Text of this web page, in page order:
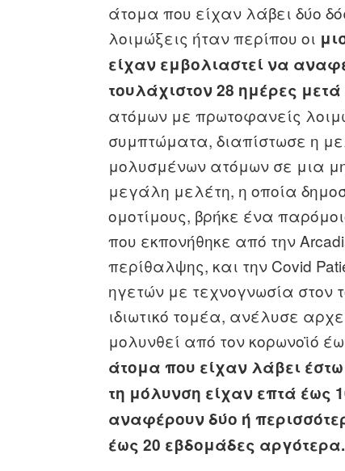
άτομα που είχαν λάβει δύο
λοιμώξεις ήταν περίπου οι
είχαν εμβολιαστεί να
τουλάχιστον 28 ημέρες
ατόμων με πρωτοφανείς
συμπτώματα, διαπίστωσε η
μολυσμένων ατόμων σε μια
μεγάλη μελέτη, η οποία
ομοτίμους, βρήκε ένα
που εκπονήθηκε από την
περίθαλψης, και την Covid
ηγετών με τεχνογνωσία στον
ιδιωτικό τομέα, ανέλυσε
μολυνθεί από τον κορωνοϊό
άτομα που είχαν λάβει
τη μόλυνση είχαν επτά έως
αναφέρουν δύο ή
έως 20 εβδομάδες αργότερα.